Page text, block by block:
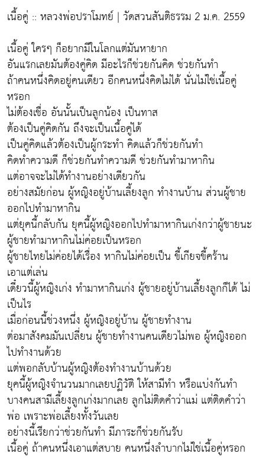
เนื้อคู่ :: หลวงพ่อปราโมทย์ | วัดสวนสันติธรรม 2 ม.ค. 2559
เนื้อคู่ ใครๆ ก็อยากมีในโลกแต่มันหายาก
อันแรกเลยมันต้องคู่คิด มีอะไรก็ช่วยกันคิด ช่วยกันทำ
ถ้าคนหนึ่งคิดอยู่คนเดียว อีกคนหนึ่งคิดไม่ได้ นั่นไม่ใช่เนื้อคู่
หรอก
ไม่ต้องเชื่อ อันนั้นเป็นลูกน้อง เป็นทาส
ต้องเป็นคู่คิดกัน ถึงจะเป็นเนื้อคู่ได้
เป็นคู่คิดแล้วต้องเป็นผู้กระทำ คิดแล้วก็ช่วยกันทำ
คิดทำความดี ก็ช่วยกันทำความดี ช่วยกันทำมาหากิน
แต่อาจจะไม่ได้ทำงานอย่างเดียวกัน
อย่างสมัยก่อน ผู้หญิงอยู่บ้านเลี้ยงลูก ทำงานบ้าน ส่วนผู้ชาย
ออกไปทำมาหากิน
แต่ยุคนี้กลับกัน ยุคนี้ผู้หญิงออกไปทำมาหากินเก่งกว่าผู้ชายนะ
ผู้ชายทำมาหากินไม่ค่อยเป็นหรอก
ผู้ชายไทยไม่ค่อยได้เรื่อง หากินไม่ค่อยเป็น ขี้เกียจขี้คร้าน
เอาแต่เล่น
เดี๋ยวนี้ผู้หญิงเก่ง ทำมาหากินเก่ง ผู้ชายอยู่บ้านเลี้ยงลูกก็ได้ ไม่
เป็นไร
เมื่อก่อนนี้ช่วงหนึ่ง ผู้หญิงอยู่บ้าน ผู้ชายทำงาน
ต่อมาสังคมมันเปลี่ยน ผู้ชายทำงานคนเดียวไม่พอ ผู้หญิงออก
ไปทำงานด้วย
แต่พอกลับบ้านผู้หญิงต้องทำงานบ้านด้วย
ยุคนี้ผู้หญิงจำนวนมากเลยปฏิวัติ ให้สามีทำ หรือแบ่งกันทำ
บางคนสามีเลี้ยงลูกเก่งมากเลย ลูกไม่ติดคำว่าแม่ แต่ติดคำว่า
พ่อ เพราะพ่อเลี้ยงทั้งวันเลย
อย่างนี้เรียกว่าช่วยกันทำ มีภาระก็ช่วยกันรับ
เนื้อคู่ ถ้าคนหนึ่งเอาแต่สบาย คนหนึ่งลำบากไม่ใช่เนื้อคู่หรอก